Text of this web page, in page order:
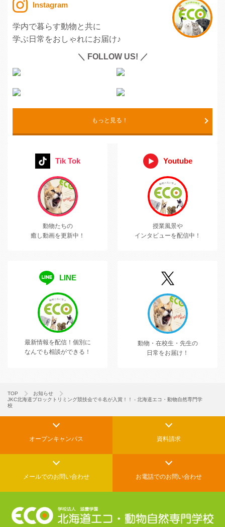
Instagram
学内で暮らす動物と共に
学ぶ日常をおしゃれにお届け♪
＼ FOLLOW US! ／
もっと見る！
Tik Tok
動物たちの
癒し動画を更新中！
Youtube
授業風景や
インタビューを配信中！
LINE
最新情報を配信！ 個別に
なんでも相談ができる！
動物・在校生・先生の
日常をお届け！
TOP
お知らせ
JKC北海道ブロックトリミング競技会で６名が入賞！！ - 北海道エコ・動物自然専門学
校
オープンキャンパス 資料請求
メールでのお問い合わせ お電話でのお問い合わせ